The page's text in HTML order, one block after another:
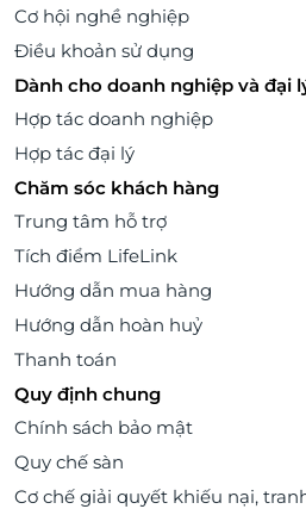
Cơ hội nghề nghiệp
Điều khoản sử dụng
Dành cho doanh nghiệp và đại
Hợp tác doanh nghiệp
Hợp tác đại lý
Chăm sóc khách hàng
Trung tâm hỗ trợ
Tích điểm LifeLink
Hướng dẫn mua hàng
Hướng dẫn hoàn huỷ
Thanh toán
Quy định chung
Chính sách bảo mật
Quy chế sàn
Cơ chế giải quyết khiếu nại,